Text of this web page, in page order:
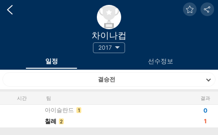
차이나컵
2017
일정 선수정보
결승전
시간 팀 결과
아이슬란드 1
칠레 2
0
1